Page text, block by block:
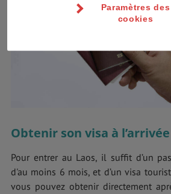
Obtenir son visa à l’arrivée
Pour entrer au Laos, il suffit d’un
d'au moins 6 mois, et d’un visa
vous pouvez obtenir directement
Paramètres des
cookies